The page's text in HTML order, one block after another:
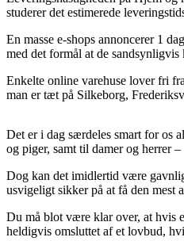
studerer det estimerede
En masse e-shops annoncerer 1
med det formål at de
Enkelte online varehuse lover fri
man er tæt på Silkeborg,
Det er i dag særdeles smart for os
og piger, samt til damer og herrer
Dog kan det imidlertid være
usvigeligt sikker på at få den mest
Du må blot være klar over, at hvis
heldigvis omsluttet af et lovbud,